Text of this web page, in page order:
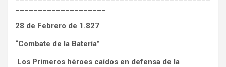
28 de Febrero de 1.827
“Combate de la Batería”
Los Primeros héroes caídos en defensa de la